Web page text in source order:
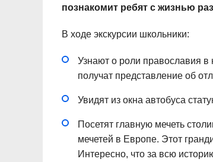
познакомит ребят с жизнью
В ходе экскурсии школьники:
Узнают о роли православия в
получат представление об
Увидят из окна автобуса
Посетят главную мечеть
мечетей в Европе. Этот
Интересно, что за всю